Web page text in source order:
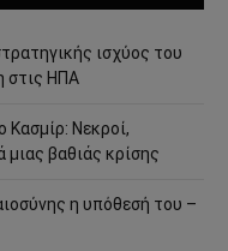
ισχύος του
στις ΗΠΑ
Κασμίρ: Νεκροί,
μιας βαθιάς κρίσης
η υπόθεσή του –